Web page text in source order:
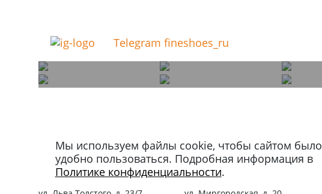
Telegram fineshoes_ru
Магазин в Москве
+7 495 66-2-9876
119021,г. Москва,
Магазин в Петербурге
+7 812 40-727-60
191024,г. Санкт-Петербург
Мы используем файлы cookie, чтобы сайтом было
удобно пользоваться. Подробная информация в
Политике конфиденциальности.